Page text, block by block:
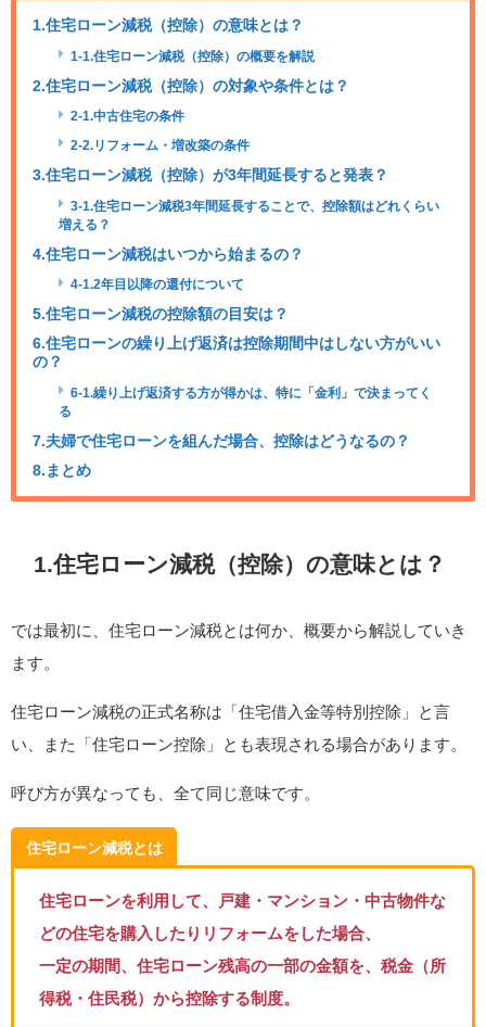
1.住宅ローン減税（控除）の意味とは？
1-1.住宅ローン減税（控除）の概要を解説
2.住宅ローン減税（控除）の対象や条件とは？
2-1.中古住宅の条件
2-2.リフォーム・増改築の条件
3.住宅ローン減税（控除）が3年間延長すると発表？
3-1.住宅ローン減税3年間延長することで、控除額はどれくらい
増える？
4.住宅ローン減税はいつから始まるの？
4-1.2年目以降の還付について
5.住宅ローン減税の控除額の目安は？
6.住宅ローンの繰り上げ返済は控除期間中はしない方がいい
の？
6-1.繰り上げ返済する方が得かは、特に「金利」で決まってく
る
7.夫婦で住宅ローンを組んだ場合、控除はどうなるの？
8.まとめ
1.住宅ローン減税（控除）の意味とは？
では最初に、住宅ローン減税とは何か、概要から解説していき
ます。
住宅ローン減税の正式名称は「住宅借入金等特別控除」と言
い、また「住宅ローン控除」とも表現される場合があります。
呼び方が異なっても、全て同じ意味です。
住宅ローン減税とは
住宅ローンを利用して、戸建・マンション・中古物件な
どの住宅を購入したりリフォームをした場合、
一定の期間、住宅ローン残高の一部の金額を、税金（所
得税・住民税）から控除する制度。